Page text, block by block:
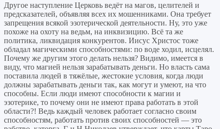
Другое наступление Церковь ведёт на магов, целителей и
предсказателей, объявляя всех их мошенниками. Она требует
запрещения всякой эзотерической деятельности. Ну, это уже
похоже на охоту на ведьм, на инквизицию. Всё та же
политика, ликвидация конкурентов. Иисус Христос тоже
обладал магическими способностями: по воде ходил, исцелял.
Почему же другим этого делать нельзя? Видимо, имеется в
виду, что магией нельзя зарабатывать деньги. Но власть сама
поставила людей в тяжёлые, жестокие условия, когда люди
должны зарабатывать деньги так, как могут и умеют, на что
способны. Если люди имеют способности к магии и
эзотерике, то почему они не имеют права работать в этой
области?! Ведь каждый человек работает согласно своим
способностям, работать против своих способностей — это